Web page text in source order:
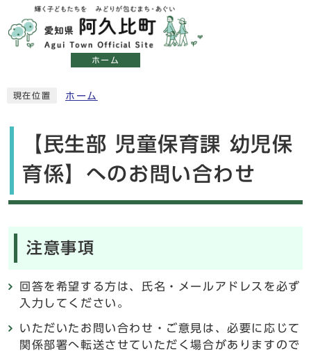
ホーム
現在位置 ホーム
【民生部 児童保育課 幼児保
育係】へのお問い合わせ
注意事項
回答を希望する方は、氏名・メールアドレスを必ず
入力してください。
いただいたお問い合わせ・ご意見は、必要に応じて
関係部署へ転送させていただく場合がありますので